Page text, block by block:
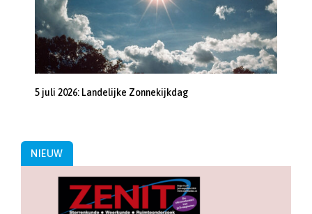
5 juli 2026: Landelijke Zonnekijkdag
NIEUW